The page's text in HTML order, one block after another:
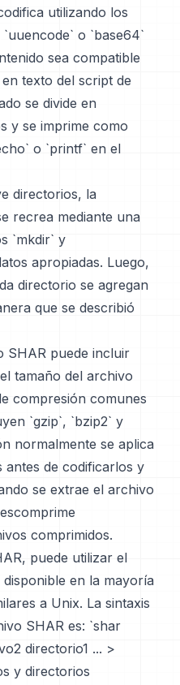
utilizando los
o `base64`
sea compatible
texto del script de
se divide en
y se imprime como
o `printf` en el
directorios, la
recrea mediante una
`mkdir` y
apropiadas. Luego,
directorio se agregan
que se describió
SHAR puede incluir
tamaño del archivo
compresión comunes
`gzip`, `bzip2` y
normalmente se aplica
antes de codificarlos y
se extrae el archivo
comprimidos.
puede utilizar el
en la mayoría
a Unix. La sintaxis
SHAR es: `shar
directorio1 ... >
y directorios